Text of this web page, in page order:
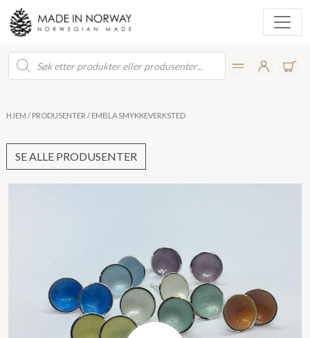
Products
search
HJEM / PRODUSENTER / EMBLA SMYKKEVERKSTED
SE ALLE PRODUSENTER